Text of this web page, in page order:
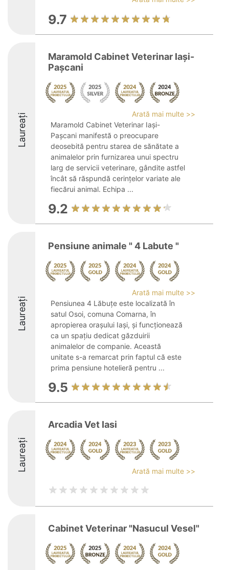
9.7
Laureați
Maramold Cabinet Veterinar Iași-
Pașcani
Arată mai multe >>
Maramold Cabinet Veterinar Iași-
Pașcani manifestă o preocupare
deosebită pentru starea de sănătate a
animalelor prin furnizarea unui spectru
larg de servicii veterinare, gândite astfel
încât să răspundă cerințelor variate ale
fiecărui animal. Echipa ...
9.2
Laureați
Pensiune animale " 4 Labute "
Arată mai multe >>
Pensiunea 4 Lăbuțe este localizată în
satul Osoi, comuna Comarna, în
apropierea orașului Iași, și funcționează
ca un spațiu dedicat găzduirii
animalelor de companie. Această
unitate s-a remarcat prin faptul că este
prima pensiune hotelieră pentru ...
9.5
Laureați
Arcadia Vet Iasi
Arată mai multe >>
Cabinet Veterinar "Nasucul Vesel"